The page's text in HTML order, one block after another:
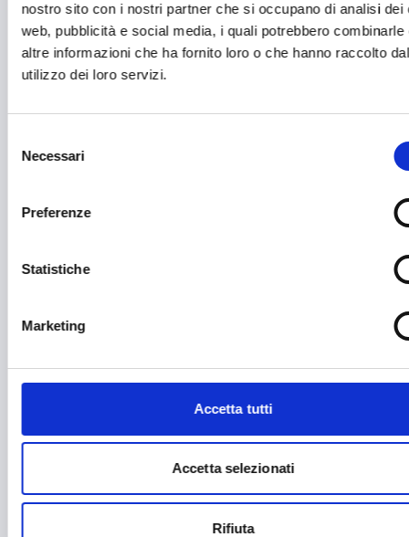
nostro sito con i nostri partner che si occupano di analisi dei
web, pubblicità e social media, i quali potrebbero combinarle
altre informazioni che ha fornito loro o che hanno raccolto
utilizzo dei loro servizi.
delNecessari
Preferenze
Statistiche
Marketing
Accetta tutti
Accetta selezionati
Rifiuta
Ambiente e Sviluppo sostenibile
Ammodernamento impianti
Audiovisivi e Cinema
Avvio attività
Brevetti e licenze
Certificazioni